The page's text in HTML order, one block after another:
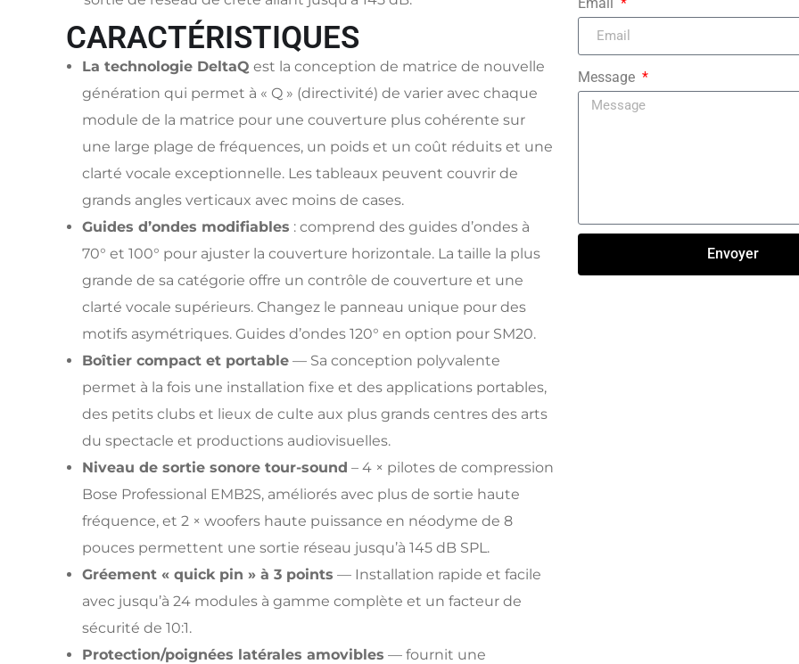
CARACTÉRISTIQUES
La technologie DeltaQ est la conception de matrice de nouvelle
génération qui permet à « Q » (directivité) de varier avec chaque
module de la matrice pour une couverture plus cohérente sur
une large plage de fréquences, un poids et un coût réduits et une
clarté vocale exceptionnelle. Les tableaux peuvent couvrir de
grands angles verticaux avec moins de cases.
Guides d’ondes modifiables : comprend des guides d’ondes à
70° et 100° pour ajuster la couverture horizontale. La taille la plus
grande de sa catégorie offre un contrôle de couverture et une
clarté vocale supérieurs. Changez le panneau unique pour des
motifs asymétriques. Guides d’ondes 120° en option pour SM20.
Boîtier compact et portable — Sa conception polyvalente
permet à la fois une installation fixe et des applications portables,
des petits clubs et lieux de culte aux plus grands centres des arts
du spectacle et productions audiovisuelles.
Niveau de sortie sonore tour-sound – 4 × pilotes de compression
Bose Professional EMB2S, améliorés avec plus de sortie haute
fréquence, et 2 × woofers haute puissance en néodyme de 8
pouces permettent une sortie réseau jusqu’à 145 dB SPL.
Gréement « quick pin » à 3 points — Installation rapide et facile
avec jusqu’à 24 modules à gamme complète et un facteur de
sécurité de 10:1.
Protection/poignées latérales amovibles — fournit une
Message
Envoyer